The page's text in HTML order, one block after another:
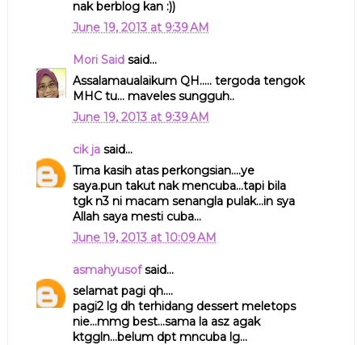
nak berblog kan :))
June 19, 2013 at 9:39 AM
Mori Saidsaid...
Assalamaualaikum QH..... tergoda tengok
MHC tu... maveles sungguh..
June 19, 2013 at 9:39 AM
cik jasaid...
Tima kasih atas perkongsian....ye
saya.pun takut nak mencuba...tapi bila
tgk n3 ni macam senangla pulak...in sya
Allah saya mesti cuba...
June 19, 2013 at 10:09 AM
asmahyusofsaid...
selamat pagi qh....
pagi2 lg dh terhidang dessert meletops
nie...mmg best...sama la asz agak
ktggln...belum dpt mncuba lg...